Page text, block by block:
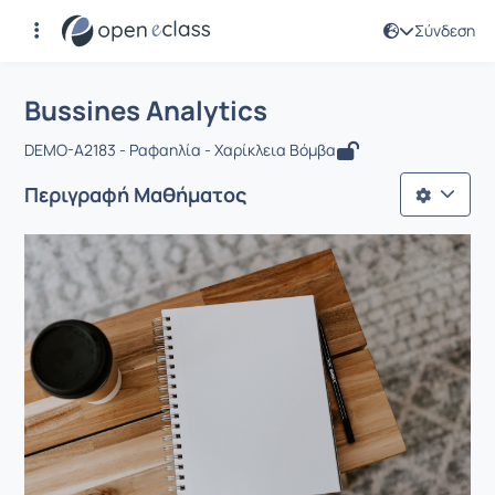
Σύνδεση
Αρχική Σελίδα
Μάθημα : Bussines Analytics
Bussines Analytics
DEMO-A2183 - Ραφαηλία - Χαρίκλεια Βόμβα
Περιγραφή Μαθήματος